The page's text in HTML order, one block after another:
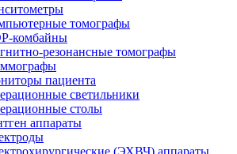
томографы
комбайны
резонансные томографы
пациента
светильники
столы
аппараты
(ЭХВЧ) аппараты